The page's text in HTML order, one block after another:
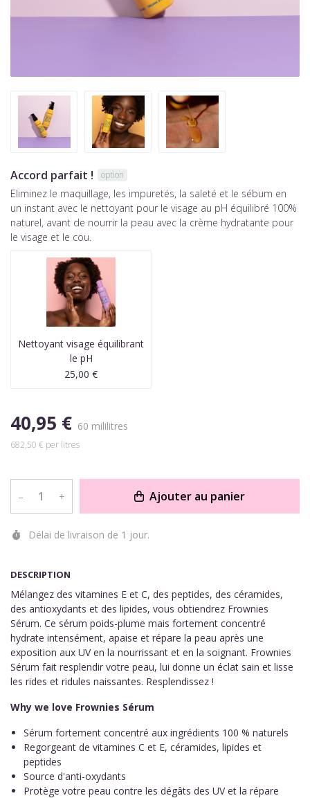
DESCRIPTION
Mélangez des vitamines E et C, des peptides, des céramides,
des antioxydants et des lipides, vous obtiendrez Frownies
Sérum. Ce sérum poids-plume mais fortement concentré
hydrate intensément, apaise et répare la peau après une
exposition aux UV en la nourrissant et en la soignant. Frownies
Sérum fait resplendir votre peau, lui donne un éclat sain et lisse
les rides et ridules naissantes. Resplendissez !
Why we love Frownies Sérum
Sérum fortement concentré aux ingrédients 100 % naturels
Regorgeant de vitamines C et E, céramides, lipides et
peptides
Source d'anti-oxydants
Protège votre peau contre les dégâts des UV et la répare
Accord parfait ! option
Eliminez le maquillage, les impuretés, la saleté et le sébum en
un instant avec le nettoyant pour le visage au pH équilibré 100%
naturel, avant de nourrir la peau avec la crème hydratante pour
le visage et le cou.
Nettoyant visage équilibrant
le pH
25,00 €
40,95 € 60 mililitres
682,50 € per litres
– + Ajouter au panier
Délai de livraison de 1 jour.